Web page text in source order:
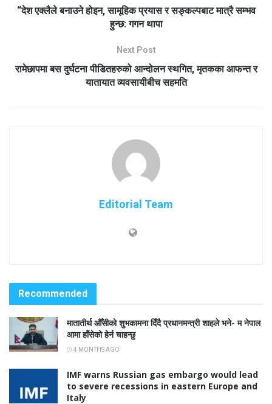
“देश एक्लैले बनाउने होइन, सामूहिक प्रयास र सङ्कल्पबाट मात्रै सम्भव
हुन्छ: गगन थापा
Next Post
रामेछापमा बस दुर्घटना पीडितहरुको आन्दोलन स्थगित, मृतकका आफन्त र
यातायात व्यवसायीबीच सहमति
Editorial Team
Recommended
मातातीर्थ औँसीको शुभकामना दिँदै प्रधानमन्त्री शाहले भने- म नेपाल
आमा हाँसेको हेर्न चाहन्छु
4 MONTHS AGO
IMF warns Russian gas embargo would lead
to severe recessions in eastern Europe and
Italy